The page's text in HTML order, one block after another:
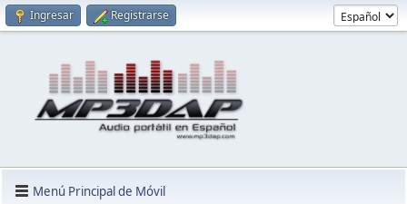
Ingresar Registrarse
Menú Principal de Móvil